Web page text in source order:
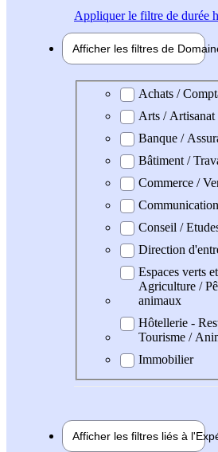
Appliquerle filtre de durée
Afficher les filtres de
Domaine professionel
Achats /
Arts / Artisanat
Banque /
Bâtiment /
Commerce /
Conseil /
Direction
Espaces verts
Agriculture /
animaux
Hôtellerie -
Tourisme /
Immobilier
Afficher les filtres liés à l'